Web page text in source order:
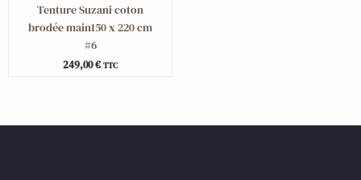
Tenture Suzani coton
brodée main150 x 220 cm
#6
249,00€ TTC